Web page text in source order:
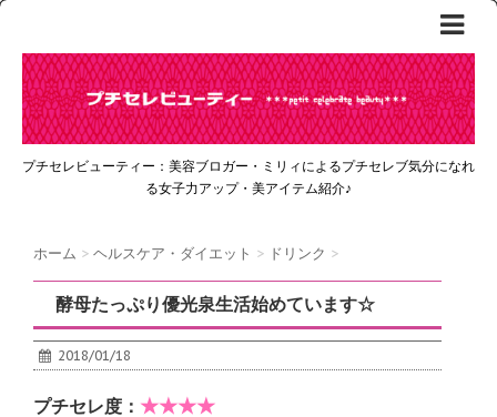
プチセレビューティー：美容ブロガー・ミリィによるプチセレブ気分になれ
る女子力アップ・美アイテム紹介♪
ホーム > ヘルスケア・ダイエット > ドリンク >
酵母たっぷり優光泉生活始めています☆
2018/01/18
プチセレ度： ★★★★